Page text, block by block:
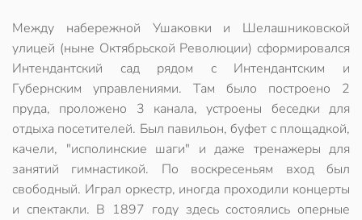
Между набережной Ушаковки и Шелашниковской
улицей (ныне Октябрьской Революции) сформировался
Интендантский сад рядом с Интендантским и
Губернским управлениями. Там было построено 2
пруда, проложено 3 канала, устроены беседки для
отдыха посетителей. Был павильон, буфет с площадкой,
качели, "исполинские шаги" и даже тренажеры для
занятий гимнастикой. По воскресеньям вход был
свободный. Играл оркестр, иногда проходили концерты
и спектакли. В 1897 году здесь состоялись оперные